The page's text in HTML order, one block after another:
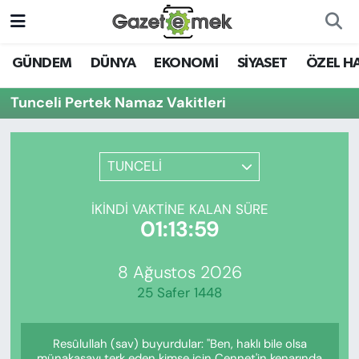
GÜNDEM DÜNYA EKONOMİ SİYASET ÖZEL
Tunceli Pertek Namaz Vakitleri
TUNCELİ
İKINDI VAKTINE KALAN SÜRE
01:13:59
8 Ağustos 2026
25 Safer 1448
Resûlullah (sav) buyurdular: "Ben, haklı bile olsa
DÜNYA
EKONOMİ
YENİ MEDYADA EMEK
GAZETECİLİĞİNİ GELİŞTİRMEK
EĞİTİM
Nöbetçi Eczaneler
Hava Durumu
Trafik Durumu
Süper Lig Puan Durumu ve Fikstür
Tüm Manşetler
Haber Arşivi